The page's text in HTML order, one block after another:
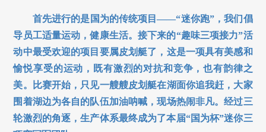
首先进行的是国为的传统项目——“迷你跑”，我们倡
导员工适量运动，健康生活。接下来的“趣味三项接力”活
动中最受欢迎的项目要属皮划艇了，这是一项具有美感和
愉悦享受的运动，既有激烈的对抗和竞争，也有韵律之
美。比赛开始，只见一艘艘皮划艇在湖面你追我赶，大家
围着湖边为各自的队伍加油呐喊，现场热闹非凡。经过三
轮激烈的角逐，生产体系最终成为了本届“国为杯”迷你三